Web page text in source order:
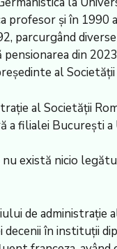
profesor și în
parcurgând
pensionarea din
al
al Societății
a filialei București
există nicio
de administrație
în instituții